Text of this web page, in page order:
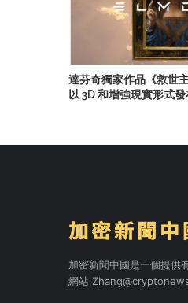
達芬奇獨家作品《救世
以 3D 和增強現實形式
加密新聞中國是一個提供
網站